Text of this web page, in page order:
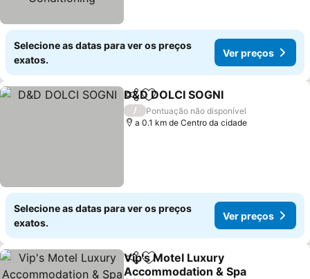
Selecione as datas para ver os preços
exatos.
Ver preços
PartilharAdicionar aos favoritos
D&D DOLCI SOGNI
/
Pontuação não disponível
a 0.1 km de Centro da cidade
Selecione as datas para ver os preços
exatos.
Ver preços
PartilharAdicionar aos favoritos
Vip's Motel Luxury
Accommodation & Spa